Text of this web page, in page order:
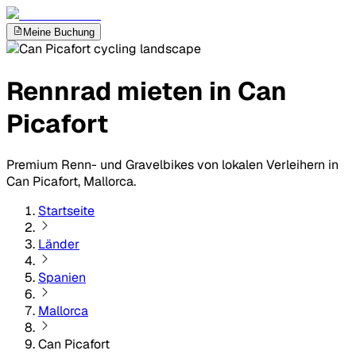
Meine Buchung
Rennrad mieten in Can
Picafort
Premium Renn- und Gravelbikes von lokalen Verleihern in
Can Picafort, Mallorca.
Startseite
Länder
Spanien
Mallorca
Can Picafort